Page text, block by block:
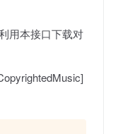
用本接口下载对